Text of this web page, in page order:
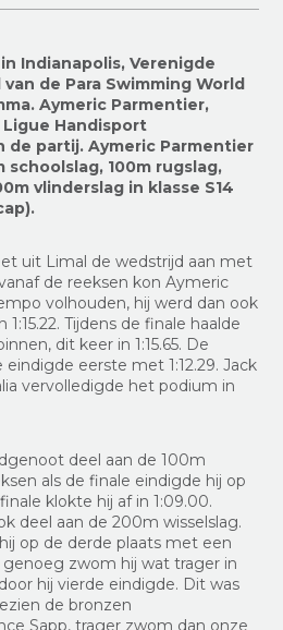
Indianapolis, Verenigde
de Para Swimming World
. Aymeric Parmentier,
Ligue Handisport
de partij. Aymeric Parmentier
schoolslag, 100m rugslag,
vlinderslag in klasse S14
).
uit Limal de wedstrijd aan met
de reeksen kon Aymeric
volhouden, hij werd dan ook
1:15.22. Tijdens de finale haalde
dit keer in 1:15.65. De
eindigde eerste met 1:12.29. Jack
vervolledigde het podium in
deel aan de 100m
als de finale eindigde hij op
klokte hij afin 1:09.00.
deel aan de 200m wisselslag.
op de derde plaats met een
genoeg zwom hij wat trager in
hij vierde eindigde. Dit was
de bronzen
Sapp, trager zwom dan onze